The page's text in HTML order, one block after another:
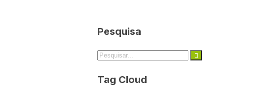
Pesquisa
Tag Cloud